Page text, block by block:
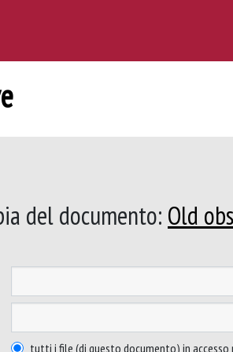
del documento: Old
tutti i file (di questo documento) in